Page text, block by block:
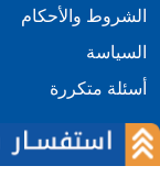
الشروط والأحكام
السياسة
أسئلة متكررة